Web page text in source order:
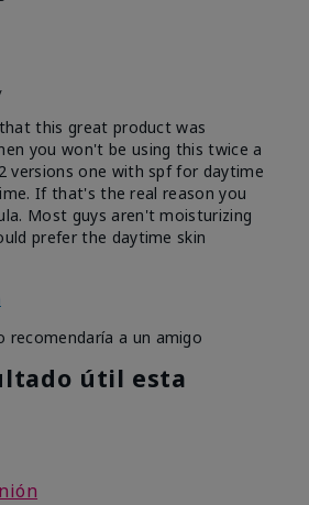
this great product was
you won't be using this twice a
versions one with spf for daytime
If that's the real reason you
Most guys aren't moisturizing
prefer the daytime skin
recomendaría a un amigo
útil esta